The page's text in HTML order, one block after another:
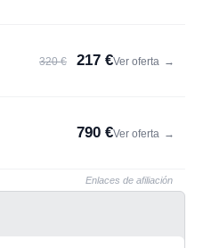
320 € 217 €Ver oferta →
790 €Ver oferta →
Enlaces de afiliación